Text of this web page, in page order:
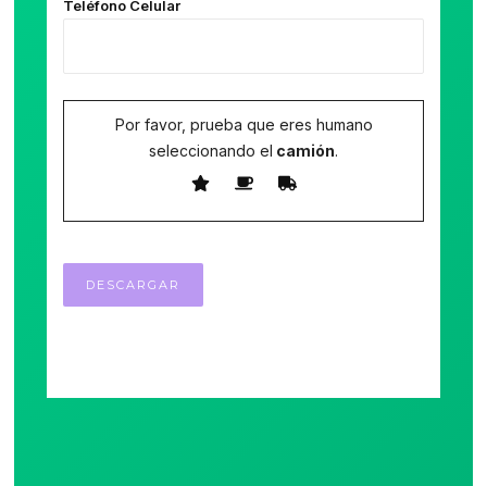
Teléfono Celular
Por favor, prueba que eres humano
seleccionando el camión.